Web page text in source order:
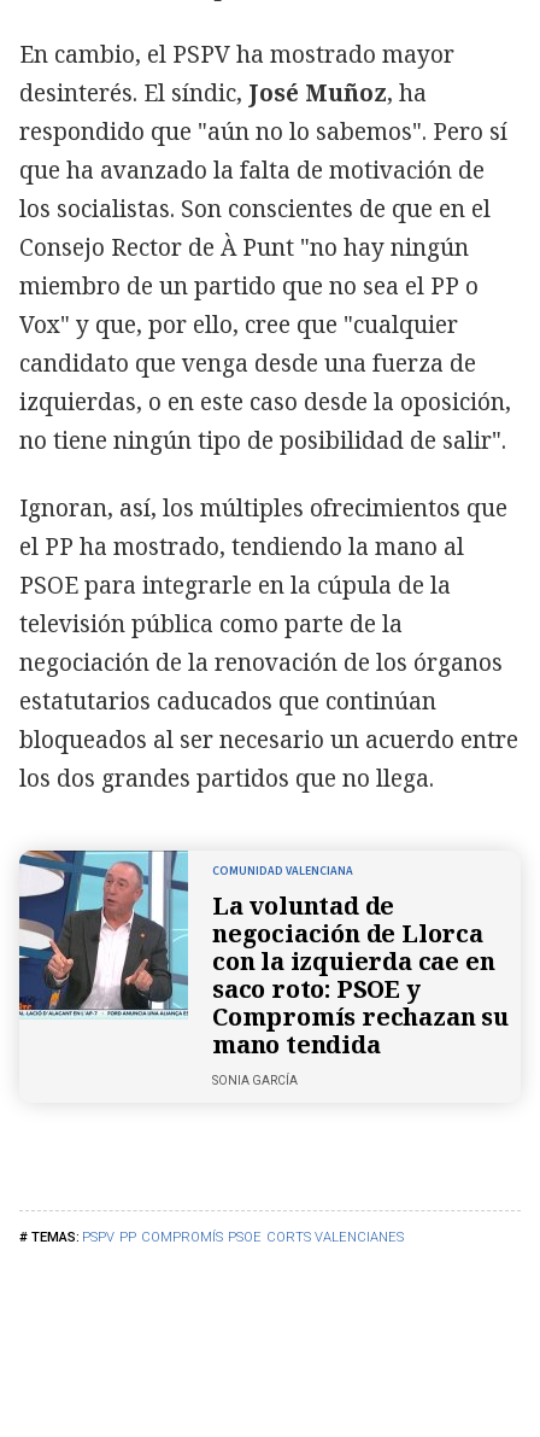
PSPV PP COMPROMÍS PSOE CORTS VALENCIANES
En cambio, el PSPV ha mostrado mayor
desinterés. El síndic, José Muñoz, ha
respondido que "aún no lo sabemos". Pero sí
que ha avanzado la falta de motivación de
los socialistas. Son conscientes de que en el
Consejo Rector de À Punt "no hay ningún
miembro de un partido que no sea el PP o
Vox" y que, por ello, cree que "cualquier
candidato que venga desde una fuerza de
izquierdas, o en este caso desde la oposición,
no tiene ningún tipo de posibilidad de salir".
Ignoran, así, los múltiples ofrecimientos que
el PP ha mostrado, tendiendo la mano al
PSOE para integrarle en la cúpula de la
televisión pública como parte de la
negociación de la renovación de los órganos
estatutarios caducados que continúan
bloqueados al ser necesario un acuerdo entre
los dos grandes partidos que no llega.
COMUNIDAD VALENCIANA
La voluntad de
negociación de Llorca
con la izquierda cae en
saco roto: PSOE y
Compromís rechazan su
mano tendida
SONIA GARCÍA